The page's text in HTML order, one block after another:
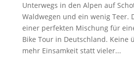
Unterwegs in den Alpen auf
Waldwegen und ein wenig Teer.
einer perfekten Mischung für
Bike Tour in Deutschland. Keine
mehr Einsamkeit statt vieler...